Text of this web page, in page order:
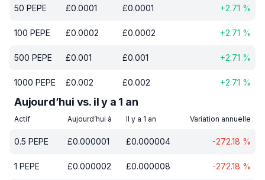
50 PEPE £0.0001 £0.0001 +2.71 %
100 PEPE £0.0002 £0.0002 +2.71 %
500 PEPE £0.001 £0.001 +2.71 %
1000 PEPE £0.002 £0.002 +2.71 %
Aujourd’hui vs. il y a 1 an
Actif Aujourd’hui à Il y a 1 an Variation annuelle
0.5 PEPE £0.000001 £0.000004 -272.18 %
1 PEPE £0.000002 £0.000008 -272.18 %